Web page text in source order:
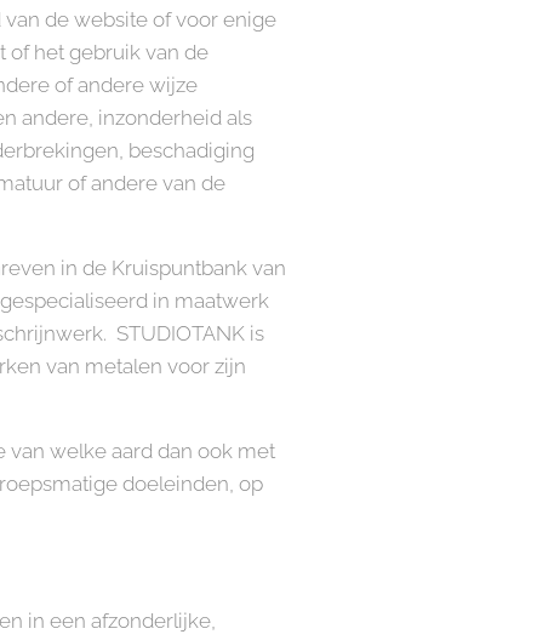
de website of voor enige
of het gebruik van de
of andere wijze
andere, inzonderheid als
beschadiging
of andere van de
in de Kruispuntbank van
in maatwerk
STUDIOTANK is
van metalen voor zijn
van welke aard dan ook met
doeleinden, op
in een afzonderlijke,